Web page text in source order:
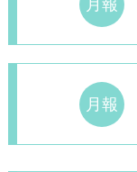
月報
月報